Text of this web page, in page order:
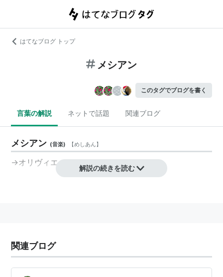
はてなブログ トップ
メシアン
このタグでブログを書く
言葉の解説 ネットで話題 関連ブログ
メシアン (音楽) 【めしあん】
→オリヴィエ・メシアン
解説の続きを読む
関連ブログ